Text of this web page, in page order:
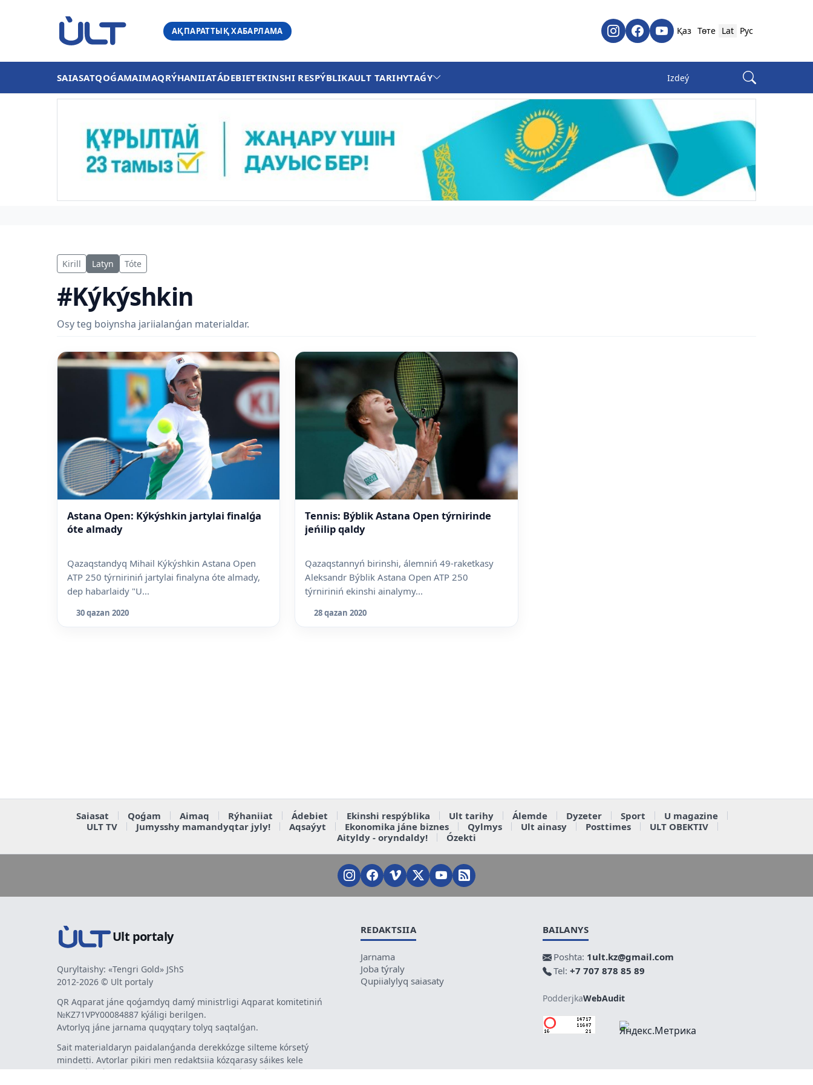
АҚПАРАТТЫҚ ХАБАРЛАМА Қаз Төте Lat Рус
SAIASATQOǴAMAIMAQRÝHANIIATÁDEBIETEKINSHI RESPÝBLIKAULT TARIHYTAǴY
Kirill Latyn Tóte
#Kýkýshkin
Osy teg boiynsha jariialanǵan materialdar.
Astana Open: Kýkýshkin jartylai finalǵa
óte almady
Qazaqstandyq Mihail Kýkýshkin Astana Open
ATP 250 týrniriniń jartylai finalyna óte almady,
dep habarlaidy "U...
30 qazan 2020
Tennis: Býblik Astana Open týrnirinde
jeńilip qaldy
Qazaqstannyń birinshi, álemniń 49-raketkasy
Aleksandr Býblik Astana Open ATP 250
týrniriniń ekinshi ainalymy...
28 qazan 2020
Saiasat Qoǵam Aimaq Rýhaniiat Ádebiet Ekinshi respýblika Ult tarihy Álemde Dyzeter Sport
U magazine
ULT TV
Jumysshy mamandyqtar jyly! Aqsaýyt Ekonomika jáne biznes Qylmys Ult ainasy Posttimes
ULT OBEKTIV
Aityldy - oryndaldy!
Ózekti
Ult portaly
Quryltaishy: «Tengri Gold» JShS
2012-2026 © Ult portaly
QR Aqparat jáne qoǵamdyq damý ministrligi Aqparat komitetiniń
№KZ71VPY00084887 kýáligi berilgen.
Avtorlyq jáne jarnama quqyqtary tolyq saqtalǵan.
Sait materialdaryn paidalanǵanda derekkózge silteme kórsetý
mindetti. Avtorlar pikiri men redaktsiia kózqarasy sáikes kele
bermeýi múmkin. Jarnama men habarlandyrýlardyń mazmunyna
REDAKTSIIA
Jarnama
Joba týraly
Qupiialylyq saiasaty
BAILANYS
Poshta: 1ult.kz@gmail.com
Tel: +7 707 878 85 89
PodderjkaWebAudit